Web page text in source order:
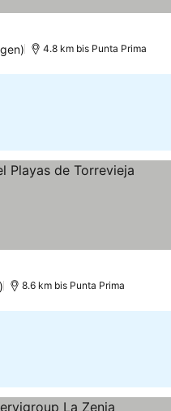
4.8 km bis Punta Prima
8.6 km bis Punta Prima